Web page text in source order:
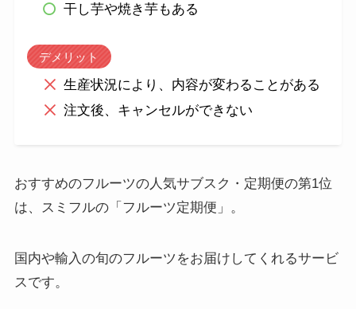
干し芋や焼き芋もある
デメリット
生産状況により、内容が変わることがある
注文後、キャンセルができない
おすすめのフルーツの人気サブスク・定期便の第1位
は、スミフルの「フルーツ定期便」。
国内や輸入の旬のフルーツをお届けしてくれるサービ
スです。